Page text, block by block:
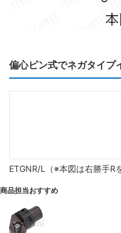
偏心ピン式でネガタイプ
ETGNR/L（※本図は右勝手R
商品担当おすすめ